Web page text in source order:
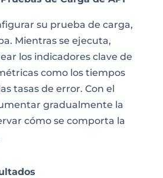
su prueba de carga,
Mientras se ejecuta,
los indicadores clave de
como los tiempos
tasas de error. Con el
gradualmente la
cómo se comporta la